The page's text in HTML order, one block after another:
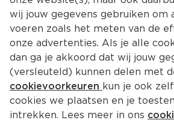
wij jouw gegevens gebruiken om
voeren zoals het meten van de
onze advertenties. Als je alle
dan ga je akkoord dat wij jouw
(versleuteld) kunnen delen met
cookievoorkeuren kun je ook
cookies we plaatsen en je
intrekken. Lees meer in ons